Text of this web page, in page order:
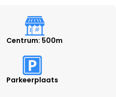
Centrum: 500m
Parkeerplaats